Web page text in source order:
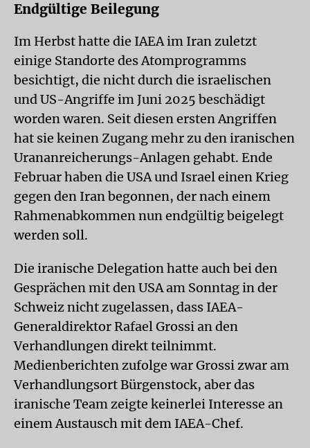
Endgültige Beilegung
Im Herbst hatte die IAEA im Iran zuletzt
einige Standorte des Atomprogramms
besichtigt, die nicht durch die israelischen
und US-Angriffe im Juni 2025 beschädigt
worden waren. Seit diesen ersten Angriffen
hat sie keinen Zugang mehr zu den iranischen
Urananreicherungs-Anlagen gehabt. Ende
Februar haben die USA und Israel einen Krieg
gegen den Iran begonnen, der nach einem
Rahmenabkommen nun endgültig beigelegt
werden soll.
Die iranische Delegation hatte auch bei den
Gesprächen mit den USA am Sonntag in der
Schweiz nicht zugelassen, dass IAEA-
Generaldirektor Rafael Grossi an den
Verhandlungen direkt teilnimmt.
Medienberichten zufolge war Grossi zwar am
Verhandlungsort Bürgenstock, aber das
iranische Team zeigte keinerlei Interesse an
einem Austausch mit dem IAEA-Chef.